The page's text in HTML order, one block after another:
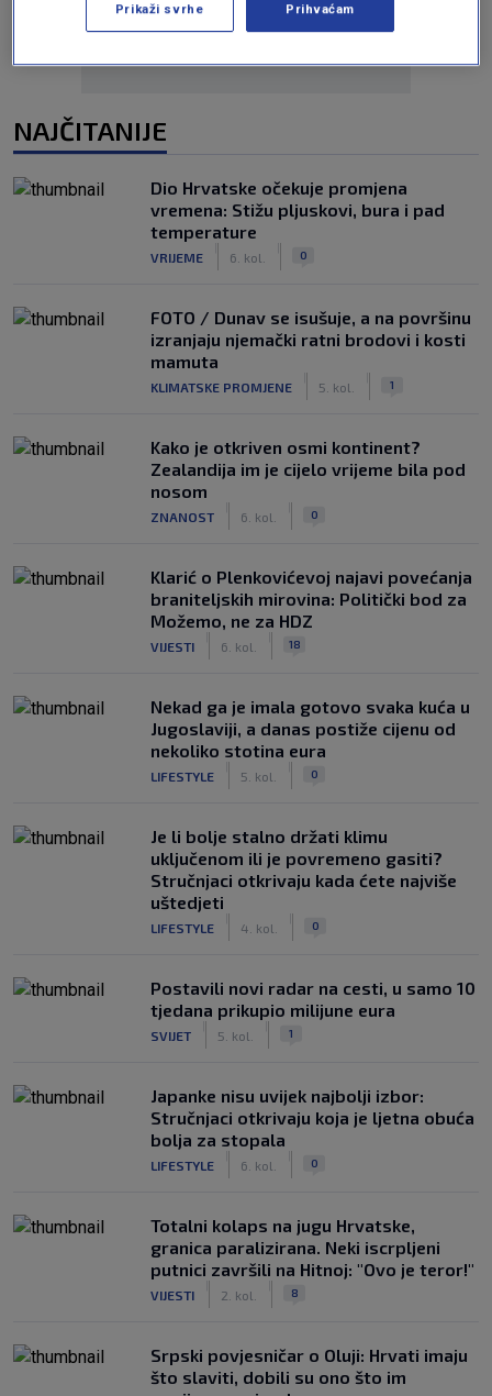
NAJČITANIJE
Dio Hrvatske očekuje promjena
vremena: Stižu pljuskovi, bura i pad
temperature
VRIJEME 6. kol. 0
FOTO / Dunav se isušuje, a na površinu
izranjaju njemački ratni brodovi i kosti
mamuta
KLIMATSKE PROMJENE 5. kol. 1
Kako je otkriven osmi kontinent?
Zealandija im je cijelo vrijeme bila pod
nosom
ZNANOST 6. kol. 0
Klarić o Plenkovićevoj najavi povećanja
braniteljskih mirovina: Politički bod za
Možemo, ne za HDZ
VIJESTI 6. kol. 18
Nekad ga je imala gotovo svaka kuća u
Jugoslaviji, a danas postiže cijenu od
nekoliko stotina eura
LIFESTYLE 5. kol. 0
Je li bolje stalno držati klimu
uključenom ili je povremeno gasiti?
Stručnjaci otkrivaju kada ćete najviše
uštedjeti
LIFESTYLE 4. kol. 0
Postavili novi radar na cesti, u samo 10
tjedana prikupio milijune eura
SVIJET 5. kol. 1
Japanke nisu uvijek najbolji izbor:
Stručnjaci otkrivaju koja je ljetna obuća
bolja za stopala
LIFESTYLE 6. kol. 0
Totalni kolaps na jugu Hrvatske,
granica paralizirana. Neki iscrpljeni
putnici završili na Hitnoj: "Ovo je teror!"
VIJESTI 2. kol. 8
Srpski povjesničar o Oluji: Hrvati imaju
što slaviti, dobili su ono što im
Prikaži svrhe Prihvaćam